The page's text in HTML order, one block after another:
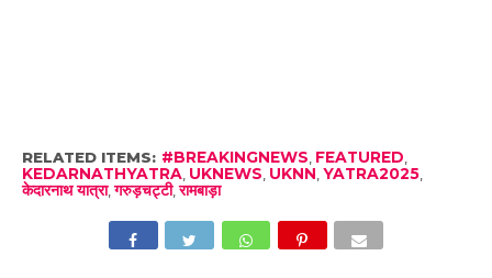
RELATED ITEMS: #BREAKINGNEWS FEATURED
KEDARNATHYATRA, UKNEWS UKNN YATRA2025,
केदारनाथ यात्रा,गरुड़चट्टी,रामबाड़ा